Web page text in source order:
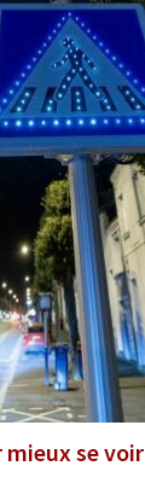
mieux se voir